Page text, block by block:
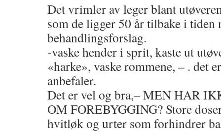
Det vrimler av leger blant
som de ligger 50 år tilbake i tiden
behandlingsforslag.
-vaske hender i sprit, kaste ut
«harke», vaske rommene, – . det
anbefaler.
Det er vel og bra,– MEN HAR
OM FOREBYGGING? Store
hvitløk og urter som forhindrer